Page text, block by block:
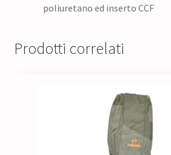
poliuretano ed inserto CCF
Prodotti correlati